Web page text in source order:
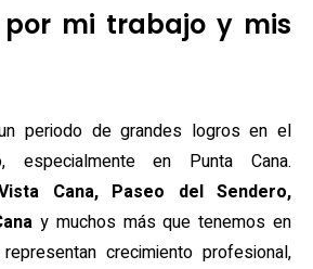
por mi trabajo y mis
periodo de grandes logros en el
especialmente en Punta Cana.
Cana, Paseo del Sendero,
y muchos más que tenemos en
crecimiento profesional,